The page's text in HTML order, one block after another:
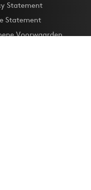
Statement
Statement
Voorwaarden